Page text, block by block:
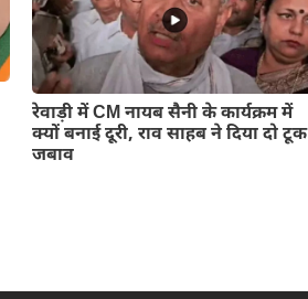
रेवाड़ी में CM नायब सैनी के कार्यक्रम में
क्यों बनाई दूरी, राव साहब ने दिया दो टूक
जबाव